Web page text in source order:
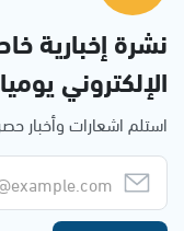
نشرة إخبارية
الإلكتروني يوميا
استلم اشعارات وأخبار